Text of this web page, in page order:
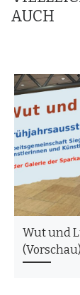
AUCH
Wut und
(Vorschau)